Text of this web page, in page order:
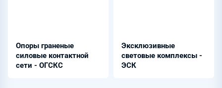
Опоры граненые
силовые контактной
сети - ОГСКС
Эксклюзивные
световые комплексы -
ЭСК